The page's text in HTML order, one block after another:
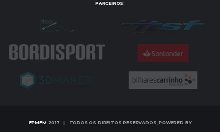
PARCEIROS:
FPMFM2017 | TODOS OS DIREITOS RESERVADOS, POWERED BY